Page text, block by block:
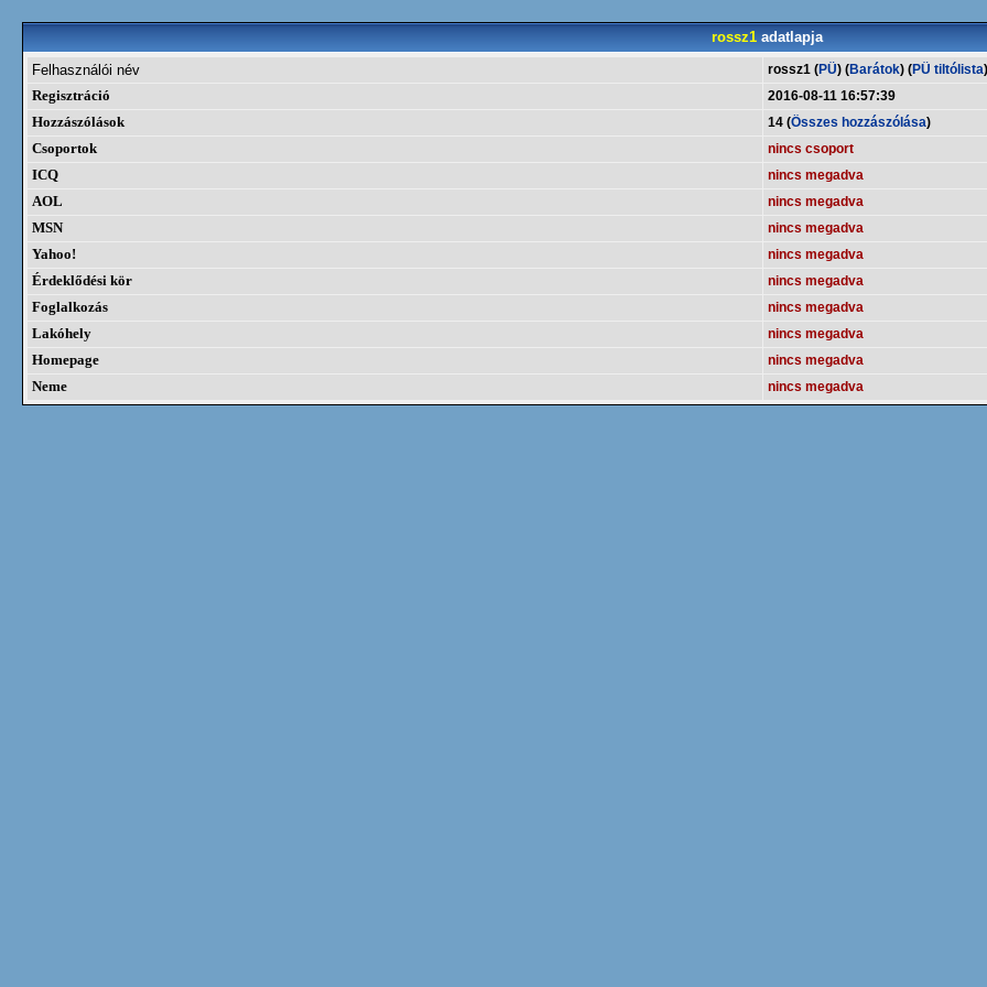
rossz1adatlapja
Felhasználói név
rossz1 (PÜ) (Barátok) (PÜ tiltólista)
Regisztráció
2016-08-11 16:57:39
Hozzászólások
14 (Összes hozzászólása)
Csoportok
nincs csoport
ICQ
nincs megadva
AOL
nincs megadva
MSN
nincs megadva
Yahoo!
nincs megadva
Érdeklődési kör
nincs megadva
Foglalkozás
nincs megadva
Lakóhely
nincs megadva
Homepage
nincs megadva
Neme
nincs megadva